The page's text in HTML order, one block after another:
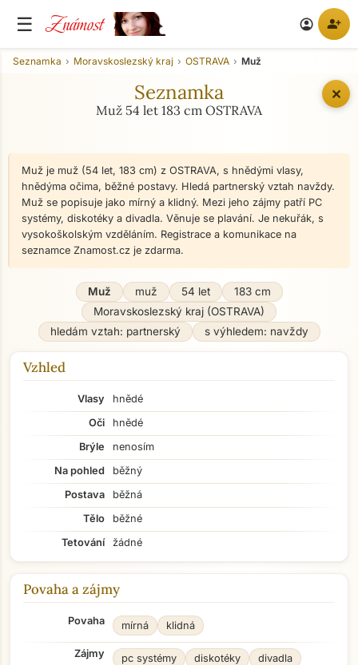
☰ Známost account_circle person_add
✕
Seznamka Moravskoslezský kraj OSTRAVA Muž
Seznamka
Muž 54 let 183 cm OSTRAVA
Muž je muž (54 let, 183 cm) z OSTRAVA, s hnědými vlasy,
hnědýma očima, běžné postavy. Hledá partnerský vztah navždy.
Muž se popisuje jako mírný a klidný. Mezi jeho zájmy patří PC
systémy, diskotéky a divadla. Věnuje se plavání. Je nekuřák, s
vysokoškolským vzděláním. Registrace a komunikace na
seznamce Znamost.cz je zdarma.
Muž muž 54 let
183 cm
Moravskoslezský kraj (OSTRAVA)
hledám vztah: partnerský
s výhledem: navždy
Vzhled
Vlasy
hnědé
Oči
hnědé
Brýle
nenosím
Na pohled
běžný
Postava
běžná
Tělo
běžné
Tetování
žádné
Povaha a zájmy
Povaha mírná klidná
Zájmy pc systémy diskotéky divadla